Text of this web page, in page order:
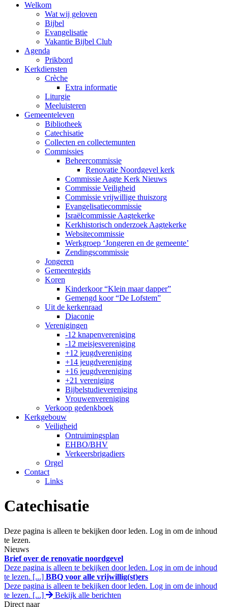
Welkom
Wat wij geloven
Bijbel
Evangelisatie
Vakantie Bijbel Club
Agenda
Prikbord
Kerkdiensten
Crèche
Extra informatie
Liturgie
Meeluisteren
Gemeenteleven
Bibliotheek
Catechisatie
Collecten en collectemunten
Commissies
Beheercommissie
Renovatie Noordgevel kerk
Commissie Aagte Kerk Nieuws
Commissie Veiligheid
Commissie vrijwillige thuiszorg
Evangelisatiecommissie
Israëlcommissie Aagtekerke
Kerkhistorisch onderzoek Aagtekerke
Websitecommissie
Werkgroep ‘Jongeren en de gemeente’
Zendingscommissie
Jongeren
Gemeentegids
Koren
Kinderkoor “Klein maar dapper”
Gemengd koor “De Lofstem”
Uit de kerkenraad
Diaconie
Verenigingen
-12 knapenvereniging
-12 meisjesvereniging
+12 jeugdvereniging
+14 jeugdvereniging
+16 jeugdvereniging
+21 vereniging
Bijbelstudievereniging
Vrouwenvereniging
Verkoop gedenkboek
Kerkgebouw
Veiligheid
Ontruimingsplan
EHBO/BHV
Verkeersbrigadiers
Orgel
Contact
Links
Catechisatie
Deze pagina is alleen te bekijken door leden. Log in om de inhoud
te lezen.
Nieuws
Brief over de renovatie noordgevel
Deze pagina is alleen te bekijken door leden. Log in om de inhoud
te lezen. [...] BBQ voor alle vrijwillig(st)ers
Deze pagina is alleen te bekijken door leden. Log in om de inhoud
te lezen. [...]
Bekijk alle berichten
Direct naar